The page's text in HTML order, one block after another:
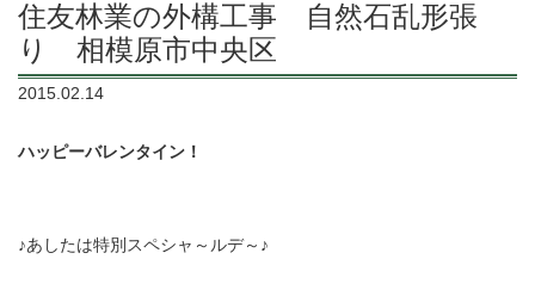
住友林業の外構工事 自然石乱形張
り 相模原市中央区
2015.02.14
ハッピーバレンタイン！
♪あしたは特別スペシャ～ルデ～ ♪